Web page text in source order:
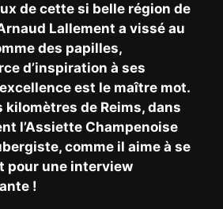
de cette si belle région de
Lallement a vissé au
des papilles,
d’inspiration à ses
est le maître mot.
kilomètres de Reims, dans
l’Assiette Champenoise
comme il aime à se
pour une interview
!